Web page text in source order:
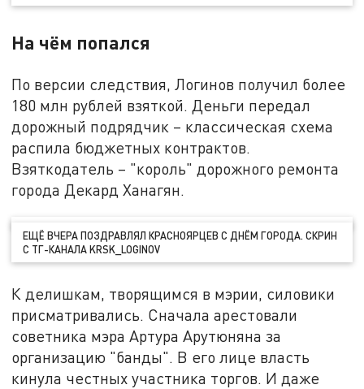
На чём попался
По версии следствия, Логинов получил более
180 млн рублей взяткой. Деньги передал
дорожный подрядчик – классическая схема
распила бюджетных контрактов.
Взяткодатель – "король" дорожного ремонта
города Декард Ханагян.
ЕЩЁ ВЧЕРА ПОЗДРАВЛЯЛ КРАСНОЯРЦЕВ С ДНЁМ ГОРОДА. СКРИН
С ТГ-КАНАЛА KRSK_LOGINOV
К делишкам, творящимся в мэрии, силовики
присматривались. Сначала арестовали
советника мэра Артура Арутюняна за
организацию "банды". В его лице власть
кинула честных участника торгов. И даже